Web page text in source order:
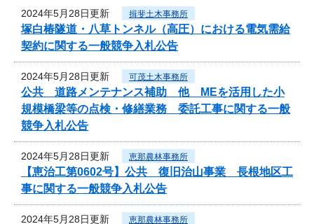
2024年5月28日更新 揖斐土木事務所
塚白椿隧道・八草トンネル（高圧）における電気需給
契約に関する一般競争入札公告
2024年5月28日更新 可茂土木事務所
公共 道路メンテナンス補助 他 MEを活用した小
規模橋梁等の点検・修繕業務 委託工事に関する一般
競争入札公告
2024年5月28日更新 恵那農林事務所
【恵治工第0602号】公共 復旧治山事業 長根地区工
事に関する一般競争入札公告
2024年5月28日更新 恵那農林事務所